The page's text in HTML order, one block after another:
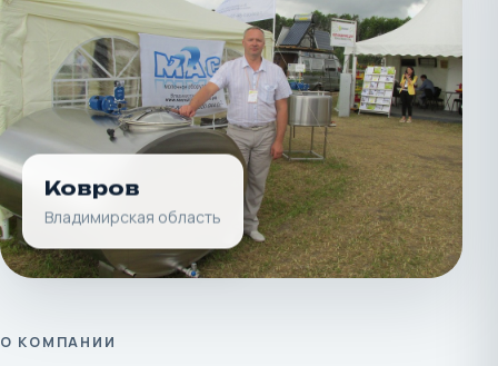
Ковров
Владимирская область
О КОМПАНИИ